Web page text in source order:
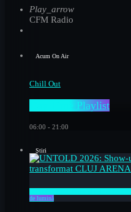
Play_arrow
CFM Radio
Acum On Air
Chill Out
Day Time Playlist
06:00 - 21:00
Știri
UNTOLD 2026: Show-ul epic al
de lumină